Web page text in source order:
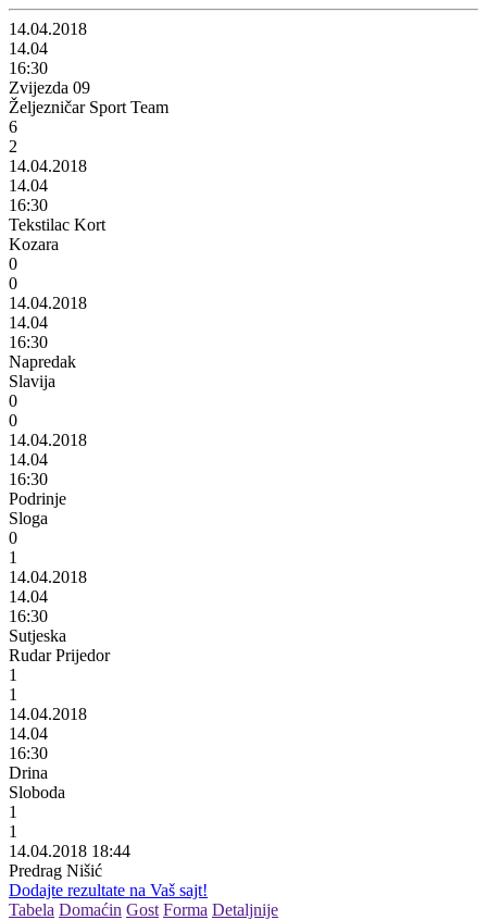
14.04.2018
14.04
16:30
Zvijezda 09
Željezničar Sport Team
6
2
14.04.2018
14.04
16:30
Tekstilac Kort
Kozara
0
0
14.04.2018
14.04
16:30
Napredak
Slavija
0
0
14.04.2018
14.04
16:30
Podrinje
Sloga
0
1
14.04.2018
14.04
16:30
Sutjeska
Rudar Prijedor
1
1
14.04.2018
14.04
16:30
Drina
Sloboda
1
1
14.04.2018 18:44
Predrag Nišić
Dodajte rezultate na Vaš sajt!
Tabela Domaćin Gost Forma Detaljnije